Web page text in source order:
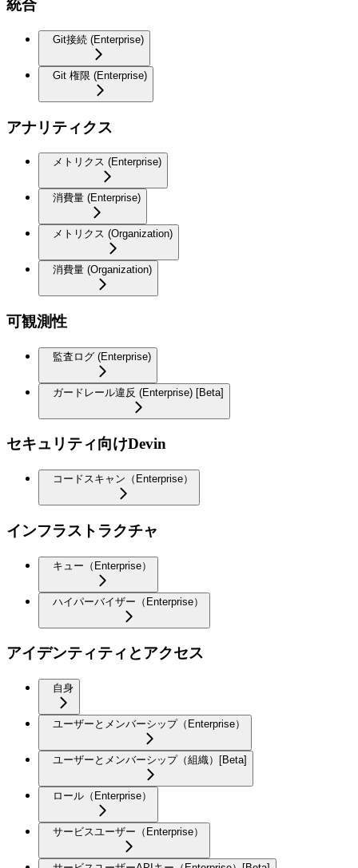
統合
Git接続 (Enterprise)
Git 権限 (Enterprise)
アナリティクス
メトリクス (Enterprise)
消費量 (Enterprise)
メトリクス (Organization)
消費量 (Organization)
可観測性
監査ログ (Enterprise)
ガードレール違反 (Enterprise) [Beta]
セキュリティ向けDevin
コードスキャン（Enterprise）
インフラストラクチャ
キュー（Enterprise）
ハイパーバイザー（Enterprise）
アイデンティティとアクセス
自身
ユーザーとメンバーシップ（Enterprise）
ユーザーとメンバーシップ（組織）[Beta]
ロール（Enterprise）
サービスユーザー（Enterprise）